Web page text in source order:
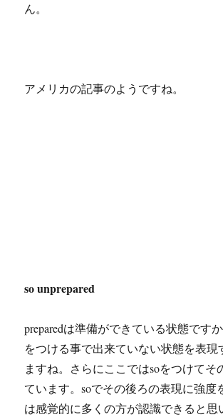
ん。
アメリカの記事のようですね。
so unprepared
preparedは準備ができている状態です
をつける事で出来ていない状態を表現
ますね。さらにここではsoをつけてそ
ています。soでその後ろの表現に強度
は感覚的に多くの方が認識できると思